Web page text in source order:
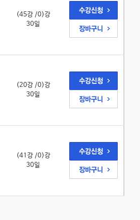
(45강 /0)강
30일
(20강 /0)강
30일
(41강 /0)강
30일